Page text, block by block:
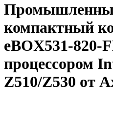
компактный
eBOX531-820-
процессором
Z510/Z530 от